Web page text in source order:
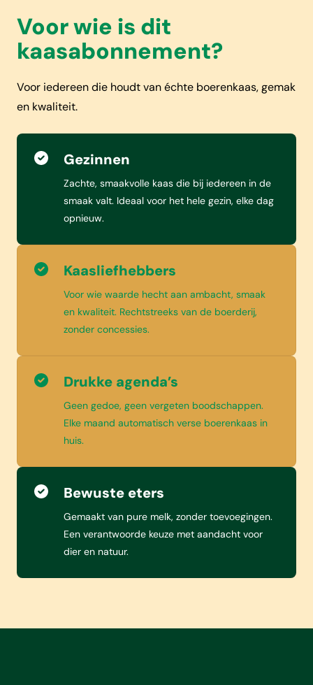
Voor wie is dit
kaasabonnement?
Voor iedereen die houdt van échte boerenkaas, gemak
en kwaliteit.
Gezinnen
Zachte, smaakvolle kaas die bij iedereen in de
smaak valt. Ideaal voor het hele gezin, elke dag
opnieuw.
Kaasliefhebbers
Voor wie waarde hecht aan ambacht, smaak
en kwaliteit. Rechtstreeks van de boerderij,
zonder concessies.
Drukke agenda’s
Geen gedoe, geen vergeten boodschappen.
Elke maand automatisch verse boerenkaas in
huis.
Bewuste eters
Gemaakt van pure melk, zonder toevoegingen.
Een verantwoorde keuze met aandacht voor
dier en natuur.